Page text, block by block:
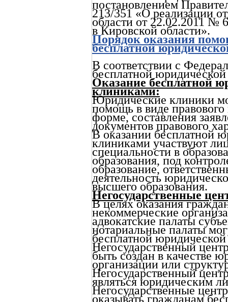
постановлением
213/351 «О реализации
области от 22.02.2011
в Кировской области».
Порядок оказания
бесплатной
В соответствии с
бесплатной
Оказание бесплатной
клиниками:
Юридические клиники
помощь в виде
форме, составления
документов правового
В оказании бесплатной
клиниками участвуют
специальности в
образования, под
образование,
деятельность
высшего образования.
Негосударственные
В целях оказания
некоммерческие
адвокатские палаты
нотариальные палаты
бесплатной
Негосударственный
быть создан в качестве
организации или
Негосударственный
являться юридическим
Негосударственные
оказывать гражданам